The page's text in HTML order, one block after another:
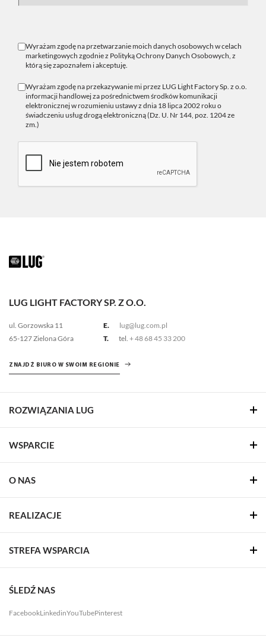
Wyrażam zgodę na przetwarzanie moich danych osobowych w celach
marketingowych zgodnie z Polityką Ochrony Danych Osobowych, z
którą się zapoznałem i akceptuję.
Wyrażam zgodę na przekazywanie mi przez LUG Light Factory Sp. z o.o.
informacji handlowej za pośrednictwem środków komunikacji
elektronicznej w rozumieniu ustawy z dnia 18 lipca 2002 roku o
świadczeniu usług drogą elektroniczną (Dz. U. Nr 144, poz. 1204 ze
zm.)
LUG LIGHT FACTORY SP. Z O.O.
ul. Gorzowska 11
65-127 Zielona Góra
E.
lug@lug.com.pl
T.
tel. + 48 68 45 33 200
ZNAJDŹ BIURO W SWOIM REGIONIE
ROZWIĄZANIA LUG
WSPARCIE
O NAS
REALIZACJE
STREFA WSPARCIA
ŚLEDŹ NAS
FacebookLinkedinYouTubePinterest